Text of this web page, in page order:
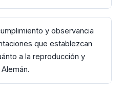
y observancia
que establezcan
a la reproducción y